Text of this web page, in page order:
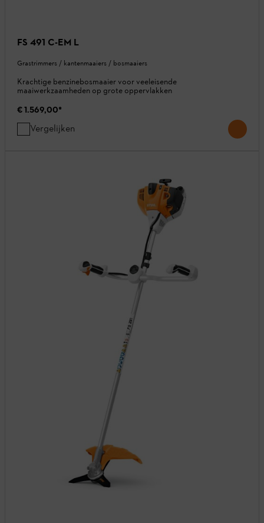
FS 491 C-EM L
Grastrimmers / kantenmaaiers / bosmaaiers
Krachtige benzinebosmaaier voor veeleisende
maaiwerkzaamheden op grote oppervlakken
€ 1.569,00*
Vergelijken